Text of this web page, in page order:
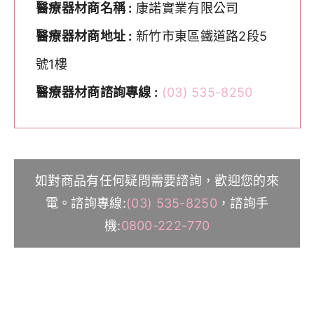
醫療器材商名稱 : 康諾實業有限公司
醫療器材商地址 : 新竹市東區鐵道路2段5
號1樓
醫療器材商諮詢專線 : (03) 535-8250
如對商品有任何疑問需要諮詢，歡迎您的來
電。諮詢專線:(03) 535-8250 ，諮詢手
機:0800-222-770